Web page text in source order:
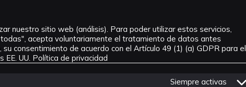
nuestro sitio web (análisis). Para poder utilizar estos servicios,
acepta voluntariamente el tratamiento de datos antes
consentimiento de acuerdo con el Artículo 49 (1) (a) GDPR para el
EE. UU. Política de privacidad
Siempre activas